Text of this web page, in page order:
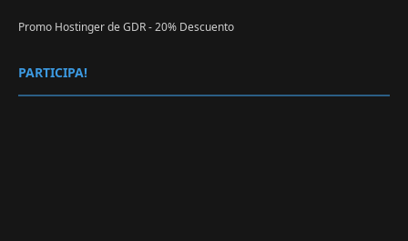
Promo Hostinger de GDR - 20% Descuento
PARTICIPA!